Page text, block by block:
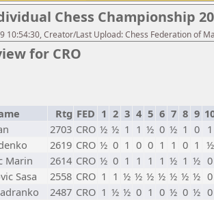
Chess Championship
10:54:30, Creator/Last Upload: Chess Federation of
for CRO
Rtg FED 1 2 3 4 5 6 7 8 9
2703 CRO ½ ½ 1 1 ½ 0 ½ 1 0
1
2619 CRO ½ 0 1 0 0 1 1 0 1 ½
Marin 2614 CRO ½ 0 1 1 1 1 ½ 1 ½ 0
Sasa 2558 CRO 1 1 ½ ½ ½ ½ ½ ½ ½ 0
2487 CRO 1 ½ ½ 0 1 0 ½ 0 ½ 0